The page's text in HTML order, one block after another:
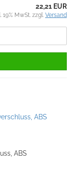
22,21 EUR
19% MwSt. zzgl. Versand
ABS